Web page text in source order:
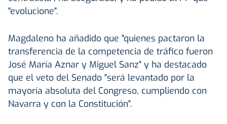
"evolucione".
Magdaleno ha añadido que "quienes pactaron la
transferencia de la competencia de tráfico fueron
José María Aznar y Miguel Sanz" y ha destacado
que el veto del Senado "será levantado por la
mayoría absoluta del Congreso, cumpliendo con
Navarra y con la Constitución".